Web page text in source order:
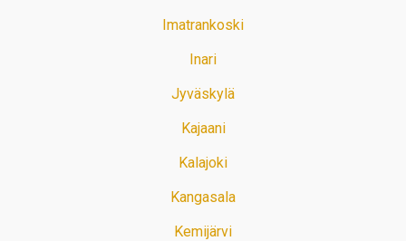
Imatrankoski
Inari
Jyväskylä
Kajaani
Kalajoki
Kangasala
Kemijärvi